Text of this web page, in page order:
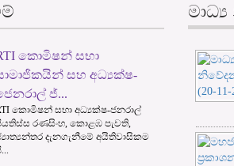
කොමිෂන් සභා
සහ අධ්‍යක්ෂ-
ජ්...
කොමිෂන් සභා අධ්‍යක්ෂ-ජනරාල්
රණසිංහ, කොළඹ පැවති,
දැනගැනීමේ අයිතිවාසිකම